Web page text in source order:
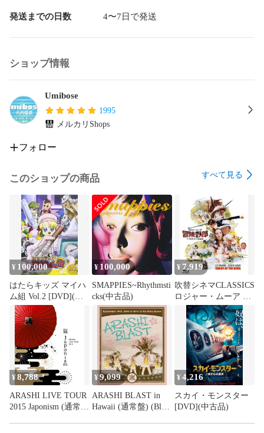
発送までの日数 4〜7日で発送
ショップ情報
Umibose
1995
メルカリShops
フォロー
このショップの商品 すべて見る
¥ 100,000
はたらキッズ マイハ
ム組 Vol.2 [DVD](中
古品)
¥ 100,000
SMAPPIES~Rhythmsti
cks(中古品)
¥ 7,919
吹替シネマCLASSICS
ロジャー・ムーア 冒
険野郎 -ＴＶ吹替音声
収録版- [Blu(中古品)
¥8,788
ARASHI LIVE TOUR
2015 Japonism (通常
¥9,099
ARASHI BLAST in
Hawaii (通常盤) (Blu-
¥4,216
スカイ・モンスター
[DVD](中古品)